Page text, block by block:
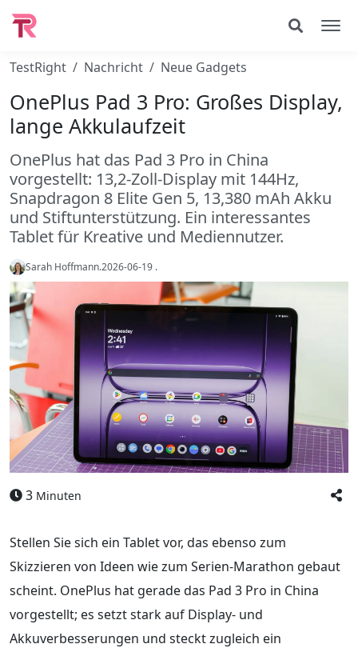
TestRight Nachricht Neue Gadgets
OnePlus Pad 3 Pro: Großes Display,
lange Akkulaufzeit
OnePlus hat das Pad 3 Pro in China
vorgestellt: 13,2-Zoll-Display mit 144Hz,
Snapdragon 8 Elite Gen 5, 13,380 mAh Akku
und Stiftunterstützung. Ein interessantes
Tablet für Kreative und Mediennutzer.
Sarah Hoffmann.2026-06-19 .
3 Minuten
Stellen Sie sich ein Tablet vor, das ebenso zum
Skizzieren von Ideen wie zum Serien-Marathon gebaut
scheint. OnePlus hat gerade das Pad 3 Pro in China
vorgestellt; es setzt stark auf Display- und
Akkuverbesserungen und steckt zugleich ein